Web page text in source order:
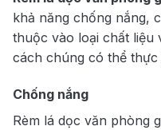
khả năng chống nắng,
thuộc vào loại chất liệu
cách chúng có thể
Chống nắng
Rèm lá dọc văn phòng